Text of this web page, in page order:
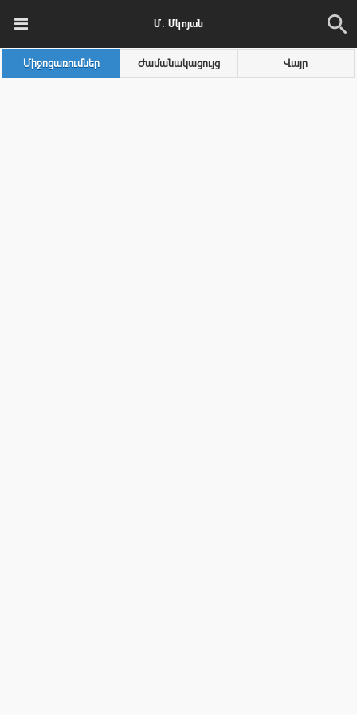
Մ․ Մկոյան
Միջոցառումներ Ժամանակացույց Վայր